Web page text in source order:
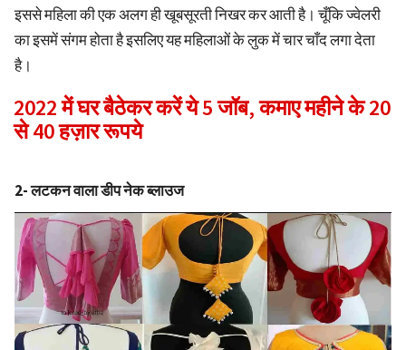
इससे महिला की एक अलग ही खूबसूरती निखर कर आती है। चूँकि ज्वेलरी
का इसमें संगम होता है इसलिए यह महिलाओं के लुक में चार चाँद लगा देता
है।
2022 में घर बैठेकर करें ये 5 जॉब, कमाए महीने के 20
से 40 हज़ार रूपये
2- लटकन वाला डीप नेक ब्लाउज